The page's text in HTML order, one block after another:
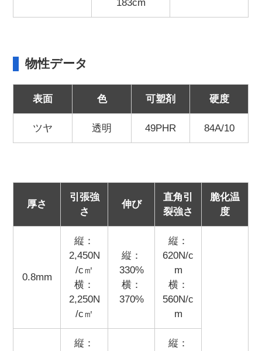
183cm
物性データ
表面 色 可塑剤 硬度
ツヤ 透明 49PHR 84A/10
厚さ
引張強
さ
伸び
直角引
裂強さ
脆化温
度
0.8mm
縦：
2,450N
/c㎡
​横：
2,250N
/c㎡
縦：
330%
​横：
370%
縦：
620N/c
m
横：
560N/c
m
縦：
縦：